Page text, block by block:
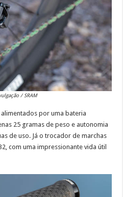
/ SRAM
por uma bateria
25 gramas de peso e autonomia
de uso. Já o trocador de marchas
com uma impressionante vida útil